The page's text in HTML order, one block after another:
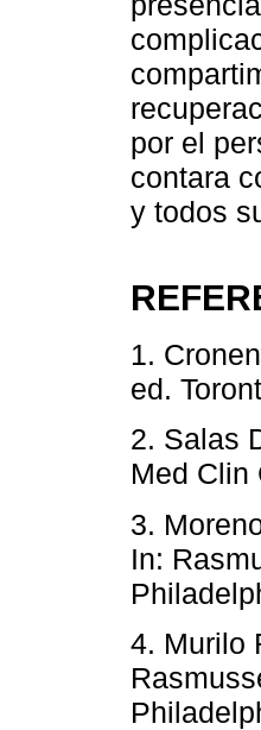
por el
contara
y todos
1.
ed.
2. Salas
Med Clin
3.
In:
4. Murilo